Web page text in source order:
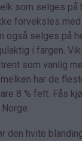
som selges på
forveksles
også selges på
i fargen.
som vanlig
har de
8 % fett. Fås
den hvite